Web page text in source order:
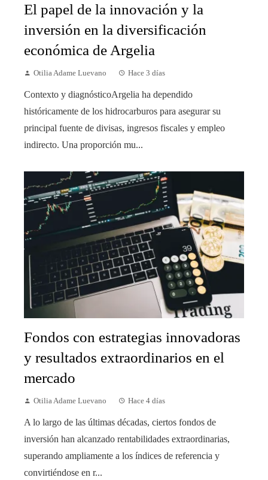
El papel de la innovación y la
inversión en la diversificación
económica de Argelia
Otilia Adame Luevano Hace 3 días
Contexto y diagnósticoArgelia ha dependido
históricamente de los hidrocarburos para asegurar su
principal fuente de divisas, ingresos fiscales y empleo
indirecto. Una proporción mu...
Fondos con estrategias innovadoras
y resultados extraordinarios en el
mercado
Otilia Adame Luevano Hace 4 días
A lo largo de las últimas décadas, ciertos fondos de
inversión han alcanzado rentabilidades extraordinarias,
superando ampliamente a los índices de referencia y
convirtiéndose en r...